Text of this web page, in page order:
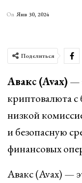
On Янв 30, 2024
Поделиться
Авакс (Avax) —
криптовалюта
низкой
и безопасную
финансовых
Авакс (Avax) —